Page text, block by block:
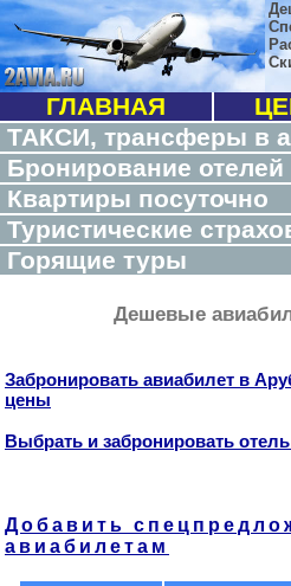
ГЛАВНАЯ
ТАКСИ, трансферы в
Бронирование отелей
Квартиры посуточно
Туристические
Горящие туры
Дешевые
Забронировать авиабилет в
цены
Выбрать и забронировать
Добавить
авиабилетам